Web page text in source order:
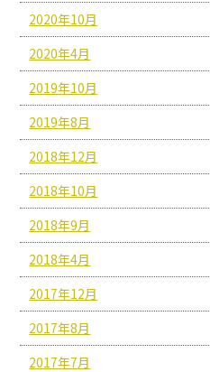
2020年10月
2020年4月
2019年10月
2019年8月
2018年12月
2018年10月
2018年9月
2018年4月
2017年12月
2017年8月
2017年7月